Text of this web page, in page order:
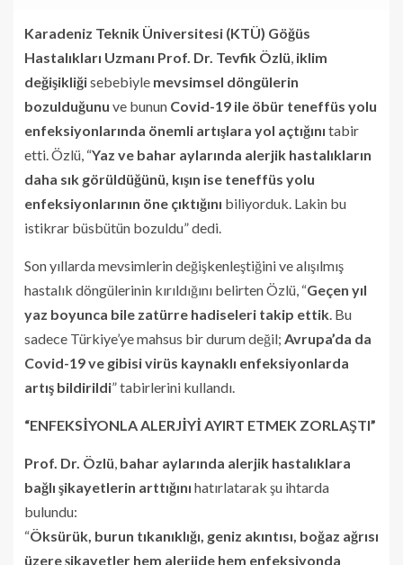
Karadeniz Teknik Üniversitesi (KTÜ) Göğüs
Hastalıkları Uzmanı Prof. Dr. Tevfik Özlü, iklim
değişikliğisebebiyle mevsimsel döngülerin
bozulduğunu ve bunun Covid-19 ile öbür teneffüs yolu
enfeksiyonlarında önemli artışlara yol açtığını tabir
etti. Özlü, “Yaz ve bahar aylarında alerjik hastalıkların
daha sık görüldüğünü, kışın ise teneffüs yolu
enfeksiyonlarının öne çıktığını biliyorduk. Lakin bu
istikrar büsbütün bozuldu” dedi.
Son yıllarda mevsimlerin değişkenleştiğini ve alışılmış
hastalık döngülerinin kırıldığını belirten Özlü, “Geçen yıl
yaz boyunca bile zatürre hadiseleri takip ettik. Bu
sadece Türkiye’ye mahsus bir durum değil; Avrupa’da da
Covid-19 ve gibisi virüs kaynaklı enfeksiyonlarda
artış bildirildi” tabirlerini kullandı.
“ENFEKSİYONLA ALERJİYİ AYIRT ETMEK ZORLAŞTI”
Prof. Dr. Özlü, bahar aylarında alerjik hastalıklara
bağlı şikayetlerin arttığını hatırlatarak şu ihtarda
bulundu:
“Öksürük, burun tıkanıklığı, geniz akıntısı, boğaz ağrısı
üzere şikayetler hem alerjide hem enfeksiyonda